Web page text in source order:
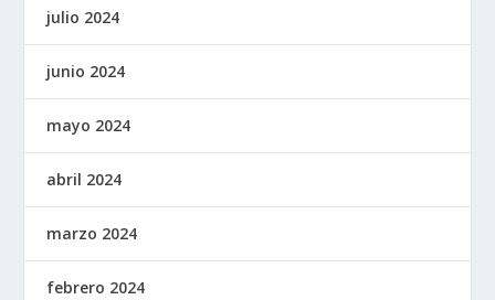
julio 2024
junio 2024
mayo 2024
abril 2024
marzo 2024
febrero 2024